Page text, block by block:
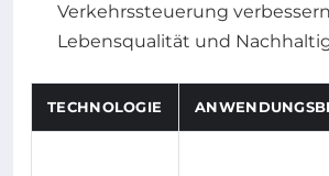
Verkehrssteuerung verbessern
Lebensqualität und
TECHNOLOGIE